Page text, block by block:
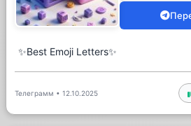
✨Best Emoji Letters✨
Телеграмм • 12.10.2025